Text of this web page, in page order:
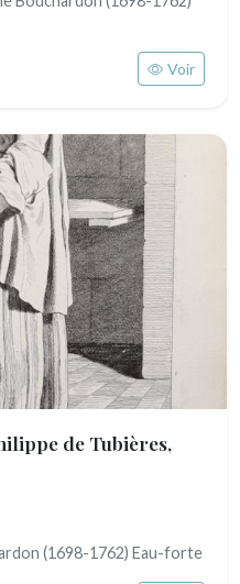
Voir
de Tubières,
(1698-1762) Eau-forte